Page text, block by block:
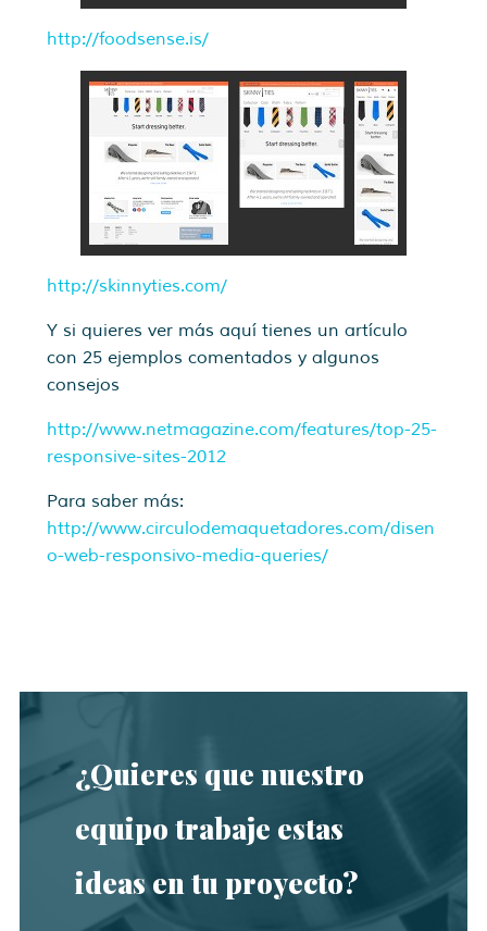
http://foodsense.is/
http://skinnyties.com/
Y si quieres ver más aquí tienes un artículo
con 25 ejemplos comentados y algunos
consejos
http://www.netmagazine.com/features/top-25-
responsive-sites-2012
Para saber más:
http://www.circulodemaquetadores.com/disen
o-web-responsivo-media-queries/
¿Quieres que nuestro
equipo trabaje estas
ideas en tu proyecto?